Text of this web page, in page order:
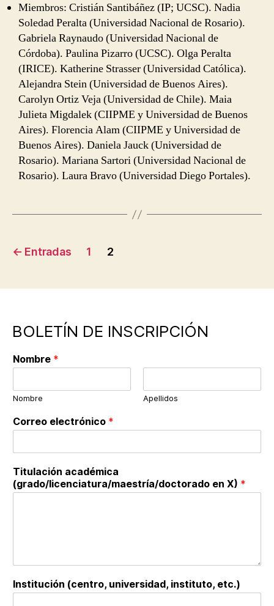
Miembros: Cristián Santibáñez (IP; UCSC). Nadia
Soledad Peralta (Universidad Nacional de Rosario).
Gabriela Raynaudo (Universidad Nacional de
Córdoba). Paulina Pizarro (UCSC). Olga Peralta
(IRICE). Katherine Strasser (Universidad Católica).
Alejandra Stein (Universidad de Buenos Aires).
Carolyn Ortiz Veja (Universidad de Chile). Maia
Julieta Migdalek (CIIPME y Universidad de Buenos
Aires). Florencia Alam (CIIPME y Universidad de
Buenos Aires). Daniela Jauck (Universidad de
Rosario). Mariana Sartori (Universidad Nacional de
Rosario). Laura Bravo (Universidad Diego Portales).
Navegación
entradas
← Entradas 1 2
BOLETÍN DE INSCRIPCIÓN
Nombre *
Nombre Apellidos
Correo electrónico *
Titulación académica
(grado/licenciatura/maestría/doctorado en X) *
C
o
Institución (centro, universidad, instituto, etc.)